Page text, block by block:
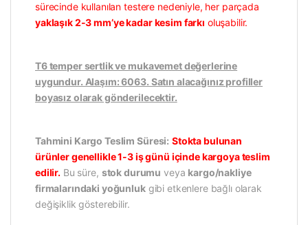
sürecinde kullanılan testere nedeniyle, her parçada
yaklaşık 2-3 mm’ye kadar kesim farkı oluşabilir.
T6 temper sertlik ve mukavemet değerlerine
uygundur. Alaşım: 6063. Satın alacağınız profiller
boyasız olarak gönderilecektir.
Tahmini Kargo Teslim Süresi: Stokta bulunan
ürünler genellikle 1-3 iş günü içinde kargoya teslim
edilir. Bu süre, stok durumu veya kargo/nakliye
firmalarındaki yoğunlukgibi etkenlere bağlı olarak
değişiklik gösterebilir.